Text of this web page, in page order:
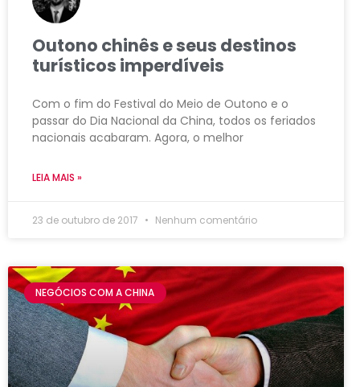
Outono chinês e seus destinos
turísticos imperdíveis
Com o fim do Festival do Meio de Outono e o
passar do Dia Nacional da China, todos os feriados
nacionais acabaram. Agora, o melhor
LEIA MAIS »
23 de outubro de 2017 Nenhum comentário
NEGÓCIOS COM A CHINA